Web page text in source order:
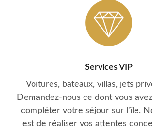
Services VIP
Voitures, bateaux, villas, jets
Demandez-nous ce dont vous
compléter votre séjour sur l'île.
est de réaliser vos attentes